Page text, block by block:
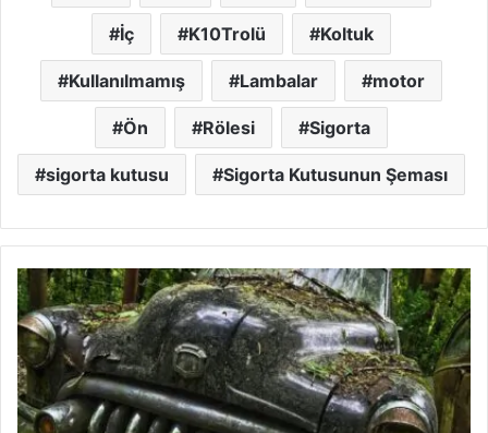
İç K10Trolü Koltuk
Kullanılmamış Lambalar motor
Ön Rölesi Sigorta
sigorta kutusu Sigorta Kutusunun Şeması
Buick
Regal
(1997-
2004)
Sigorta
Kutusu
Şeması